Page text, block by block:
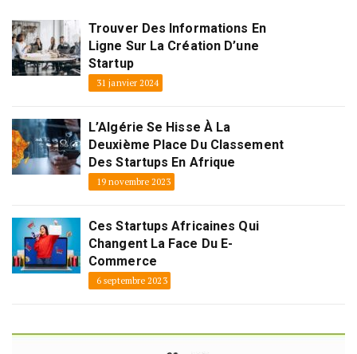
Trouver Des Informations En
Ligne Sur La Création D’une
Startup
31 janvier 2024
L’Algérie Se Hisse À La
Deuxième Place Du Classement
Des Startups En Afrique
19 novembre 2023
Ces Startups Africaines Qui
Changent La Face Du E-
Commerce
6 septembre 2023